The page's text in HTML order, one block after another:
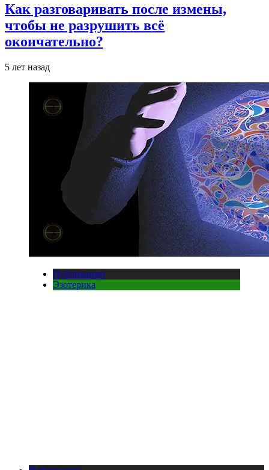
Как разговаривать после измены,
чтобы не разрушить всё
окончательно?
5 лет назад
Публикации
Эзотерика